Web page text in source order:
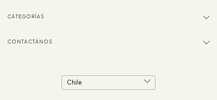
CATEGORÍAS
CONTACTÁNOS